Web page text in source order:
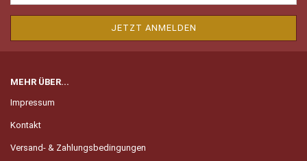
MEHR ÜBER...
Impressum
Kontakt
Versand- & Zahlungsbedingungen